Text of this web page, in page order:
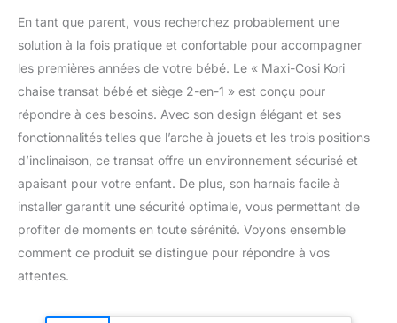
En tant que parent, vous recherchez probablement une
solution à la fois pratique et confortable pour accompagner
les premières années de votre bébé. Le « Maxi-Cosi Kori
chaise transat bébé et siège 2-en-1 » est conçu pour
répondre à ces besoins. Avec son design élégant et ses
fonctionnalités telles que l’arche à jouets et les trois positions
d’inclinaison, ce transat offre un environnement sécurisé et
apaisant pour votre enfant. De plus, son harnais facile à
installer garantit une sécurité optimale, vous permettant de
profiter de moments en toute sérénité. Voyons ensemble
comment ce produit se distingue pour répondre à vos
attentes.